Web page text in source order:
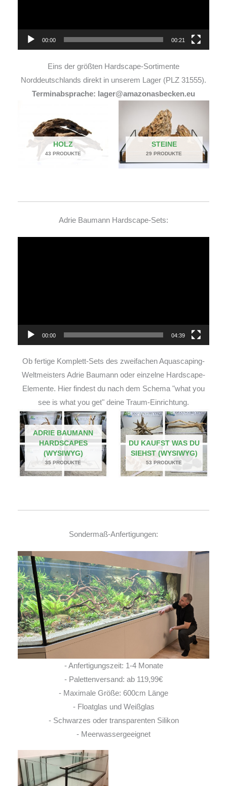
00:00 00:21
Eins der größten Hardscape-Sortimente
Norddeutschlands direkt in unserem Lager (PLZ 31555).
Terminabsprache: lager@amazonasbecken.eu
HOLZ
43 PRODUKTE
STEINE
29 PRODUKTE
Adrie Baumann Hardscape-Sets:
00:00 04:39
Ob fertige Komplett-Sets des zweifachen Aquascaping-
Weltmeisters Adrie Baumann oder einzelne Hardscape-
Elemente. Hier findest du nach dem Schema "what you
see is what you get" deine Traum-Einrichtung.
ADRIE BAUMANN
HARDSCAPES
(WYSIWYG)
35 PRODUKTE
DU KAUFST WAS DU
SIEHST (WYSIWYG)
53 PRODUKTE
Sondermaß-Anfertigungen:
- Anfertigungszeit: 1-4 Monate
- Palettenversand: ab 119,99€
- Maximale Größe: 600cm Länge
- Floatglas und Weißglas
- Schwarzes oder transparenten Silikon
- Meerwassergeeignet